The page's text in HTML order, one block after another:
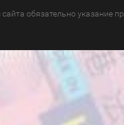
обязательно указание